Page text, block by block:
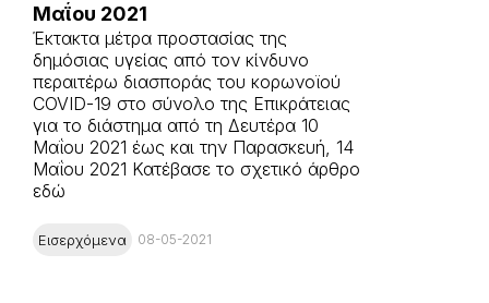
Μαΐου 2021
Έκτακτα μέτρα προστασίας της
δημόσιας υγείας από τον κίνδυνο
περαιτέρω διασποράς του κορωνοϊού
COVID-19 στο σύνολο της Επικράτειας
για το διάστημα από τη Δευτέρα 10
Μαΐου 2021 έως και την Παρασκευή, 14
Μαΐου 2021 Κατέβασε το σχετικό άρθρο
εδώ
Εισερχόμενα 08-05-2021